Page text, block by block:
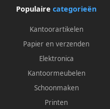
Populaire categorieën
Kantoorartikelen
Papier en verzenden
Elektronica
Kantoormeubelen
Schoonmaken
Printen